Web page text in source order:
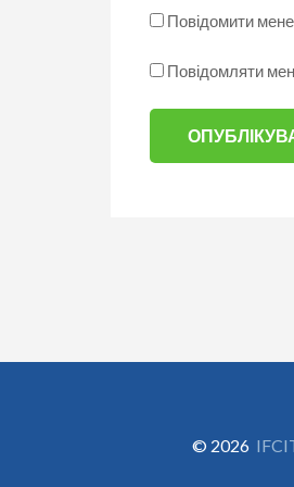
Повідомити мене
Повідомляти
© 2026